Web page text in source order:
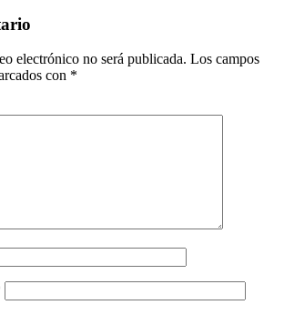
electrónico no será publicada. Los campos
con *